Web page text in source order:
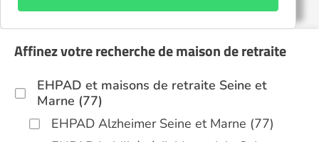
Affinez votre recherche de maison de retraite
EHPAD et maisons de retraite Seine et
Marne (77)
EHPAD Alzheimer Seine et Marne (77)